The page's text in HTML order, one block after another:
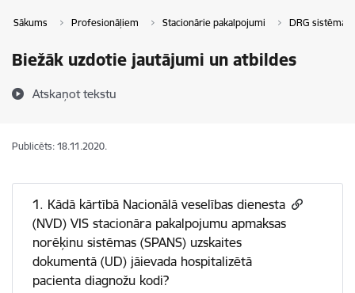
Sākums Profesionāļiem Stacionārie pakalpojumi DRG sistēma
Biežāk uzdotie jautājumi un atbildes
Atskaņot tekstu
Publicēts: 18.11.2020.
1. Kādā kārtībā Nacionālā veselības dienesta
(NVD) VIS stacionāra pakalpojumu apmaksas
norēķinu sistēmas (SPANS) uzskaites
dokumentā (UD) jāievada hospitalizētā
pacienta diagnožu kodi?